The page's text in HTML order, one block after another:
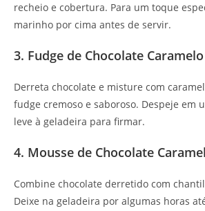
recheio e cobertura. Para um toque
marinho por cima antes de servir.
3. Fudge de Chocolate Caramelo
Derreta chocolate e misture com
fudge cremoso e saboroso. Despeje em
leve à geladeira para firmar.
4. Mousse de Chocolate
Combine chocolate derretido com
Deixe na geladeira por algumas horas